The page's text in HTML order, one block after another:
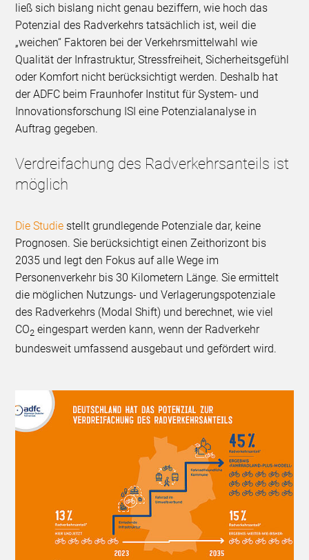
ließ sich bislang nicht genau beziffern, wie hoch das
Potenzial des Radverkehrs tatsächlich ist, weil die
„weichen“ Faktoren bei der Verkehrsmittelwahl wie
Qualität der Infrastruktur, Stressfreiheit, Sicherheitsgefühl
oder Komfort nicht berücksichtigt werden. Deshalb hat
der ADFC beim Fraunhofer Institut für System- und
Innovationsforschung ISI eine Potenzialanalyse in
Auftrag gegeben.
Verdreifachung des Radverkehrsanteils ist
möglich
Die Studie stellt grundlegende Potenziale dar, keine
Prognosen. Sie berücksichtigt einen Zeithorizont bis
2035 und legt den Fokus auf alle Wege im
Personenverkehr bis 30 Kilometern Länge. Sie ermittelt
die möglichen Nutzungs- und Verlagerungspotenziale
des Radverkehrs (Modal Shift) und berechnet, wie viel
CO2 eingespart werden kann, wenn der Radverkehr
bundesweit umfassend ausgebaut und gefördert wird.